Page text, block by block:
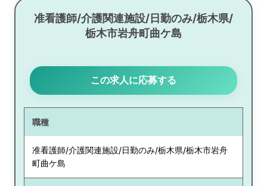
准看護師/介護関連施設/日勤のみ/栃木県/
栃木市岩舟町曲ケ島
この求人に応募する
職種
准看護師/介護関連施設/日勤のみ/栃木県/栃木市岩舟
町曲ケ島